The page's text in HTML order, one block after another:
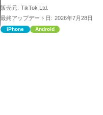
販売元: TikTok Ltd.
最終アップデート日: 2026年7月28日
iPhone Android